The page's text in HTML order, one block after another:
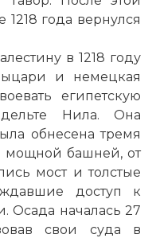
года вернулся
в 1218 году
и немецкая
египетскую
Нила. Она
обнесена тремя
мощной башней, от
мост и толстые
доступ к
Осада началась 27
свои суда в